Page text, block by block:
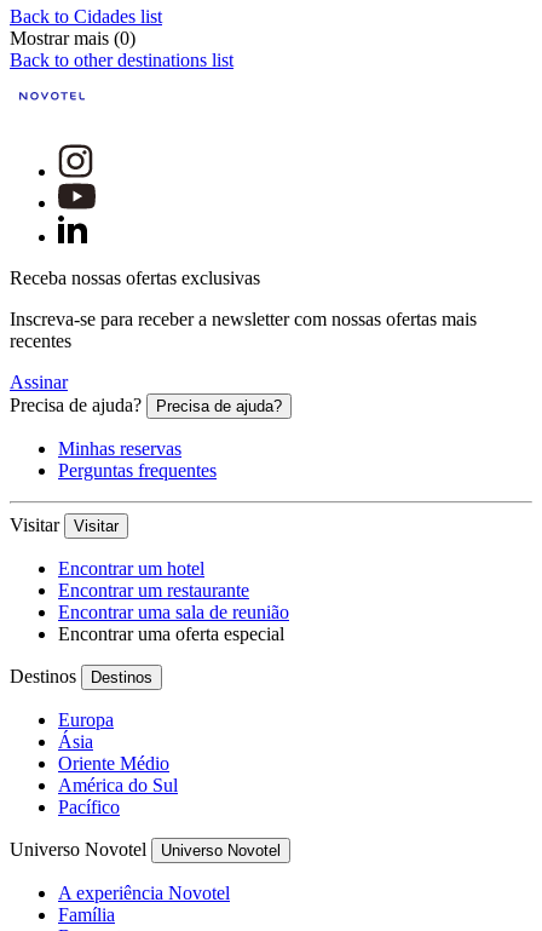
Back to Cidades list
Mostrar mais (0)
Back to other destinations list
Receba nossas ofertas exclusivas
Inscreva-se para receber a newsletter com nossas ofertas mais
recentes
Assinar
Precisa de ajuda?
Precisa de ajuda?
Minhas reservas
Perguntas frequentes
Visitar Visitar
Encontrar um hotel
Encontrar um restaurante
Encontrar uma sala de reunião
Encontrar uma oferta especial
Destinos Destinos
Europa
Ásia
Oriente Médio
América do Sul
Pacífico
Universo Novotel Universo Novotel
A experiência Novotel
Família